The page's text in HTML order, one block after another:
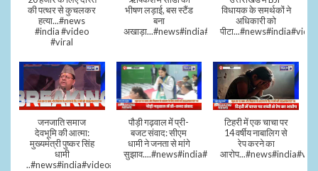
की पत्थर से कुचलकर
हत्या...#news
#india #video
#viral
भीषण लड़ाई, बस स्टैंड
बना
अखाड़ा...#news#india#video#viral
विधायक के समर्थकों ने
अधिकारी को
जनजाति समाज
देवभूमि की आत्मा:
मुख्यमंत्री पुष्कर सिंह
धामी
..#news#india#video#viral
पौड़ी गढ़वाल में प्री-
बजट संवाद: सीएम
धामी ने जनता से मांगे
सुझाव....#news#india#video#viral
टिहरी में एक चाचा पर
14 वर्षीय नाबालिग से
रेप करने का